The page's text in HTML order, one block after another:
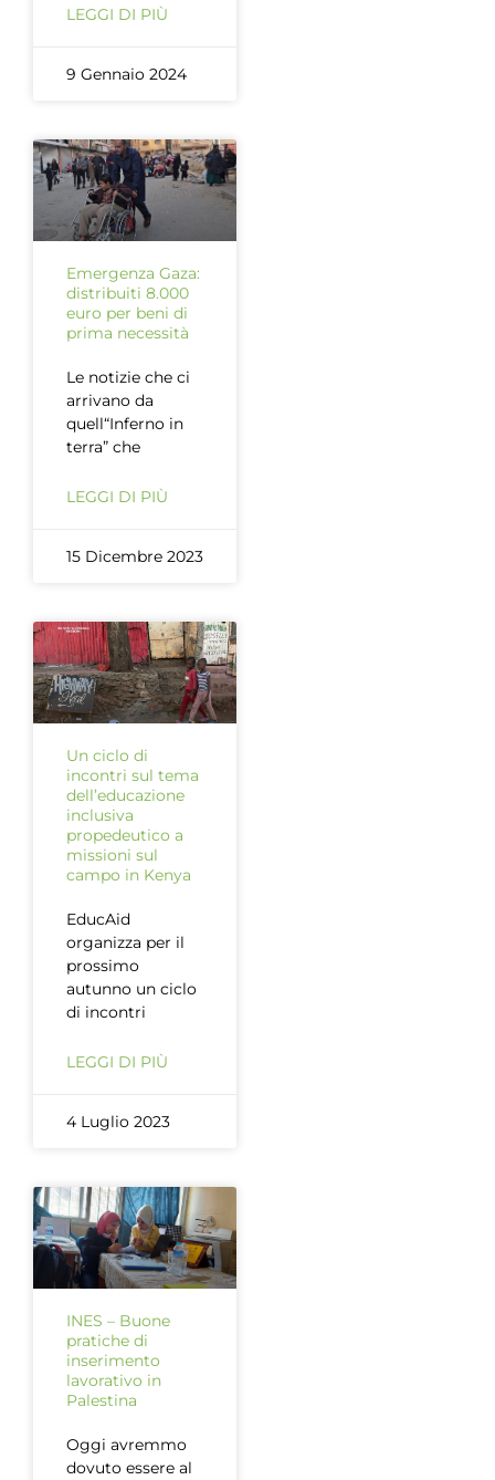
LEGGI DI PIÙ
9 Gennaio 2024
Emergenza Gaza:
distribuiti 8.000
euro per beni di
prima necessità
Le notizie che ci
arrivano da
quell“Inferno in
terra” che
LEGGI DI PIÙ
15 Dicembre 2023
Un ciclo di
incontri sul tema
dell’educazione
inclusiva
propedeutico a
missioni sul
campo in Kenya
EducAid
organizza per il
prossimo
autunno un ciclo
di incontri
LEGGI DI PIÙ
4 Luglio 2023
INES – Buone
pratiche di
inserimento
lavorativo in
Palestina
Oggi avremmo
dovuto essere al